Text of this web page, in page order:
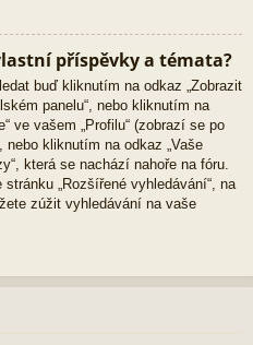
příspěvky a témata?
buď kliknutím na odkaz „Zobrazit
panelu“, nebo kliknutím na
ve vašem „Profilu“ (zobrazí se po
kliknutím na odkaz „Vaše
která se nachází nahoře na fóru.
„Rozšířené vyhledávání“, na
zúžit vyhledávání na vaše